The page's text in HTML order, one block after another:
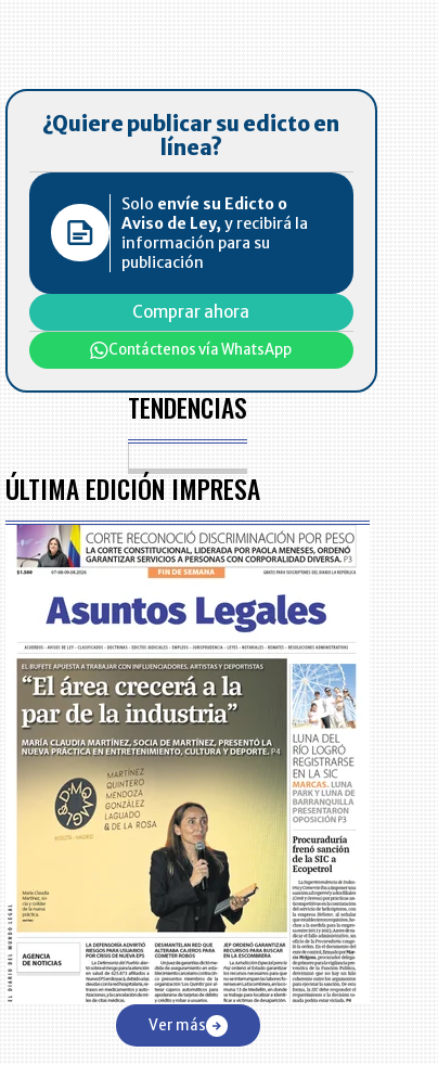
¿Quiere publicar su edicto en
línea?
Solo envíe su Edicto o
Aviso de Ley, y recibirá la
información para su
publicación
Comprar ahora
Contáctenos vía WhatsApp
TENDENCIAS
ÚLTIMA EDICIÓN IMPRESA
Ver más